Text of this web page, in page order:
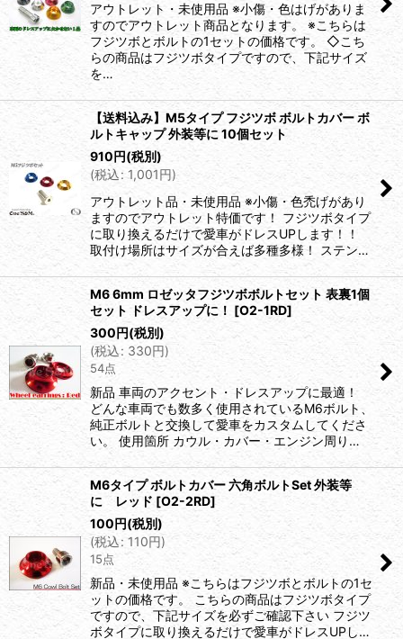
アウトレット・未使用品 ※小傷・色はげがありま
すのでアウトレット商品となります。 ※こちらは
フジツボとボルトの1セットの価格です。 ◇こち
らの商品はフジツボタイプですので、下記サイズ
を…
【送料込み】M5タイプ フジツボ ボルトカバー ボ
ルトキャップ 外装等に 10個セット
910円(税別)
(税込: 1,001円)
アウトレット品・未使用品 ※小傷・色禿げがあり
ますのでアウトレット特価です！ フジツボタイプ
に取り換えるだけで愛車がドレスUPします！！
取付け場所はサイズが合えば多種多様！ ステン…
M6 6mm ロゼッタフジツボボルトセット 表裏1個
セット ドレスアップに！ [O2-1RD]
300円(税別)
(税込: 330円)
54点
新品 車両のアクセント・ドレスアップに最適！
どんな車両でも数多く使用されているM6ボルト、
純正ボルトと交換して愛車をカスタムしてくださ
い。 使用箇所 カウル・カバー・エンジン周り…
M6タイプ ボルトカバー 六角ボルトSet 外装等
に レッド [O2-2RD]
100円(税別)
(税込: 110円)
15点
新品・未使用品 ※こちらはフジツボとボルトの1セ
ットの価格です。 こちらの商品はフジツボタイプ
ですので、下記サイズを必ずご確認下さい フジツ
ボタイプに取り換えるだけで愛車がドレスUPし…